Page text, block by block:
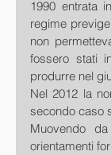
1990 entrata
regime
non
fossero stati
produrre nel
Nel 2012 la
secondo caso
Muovendo
orientamenti